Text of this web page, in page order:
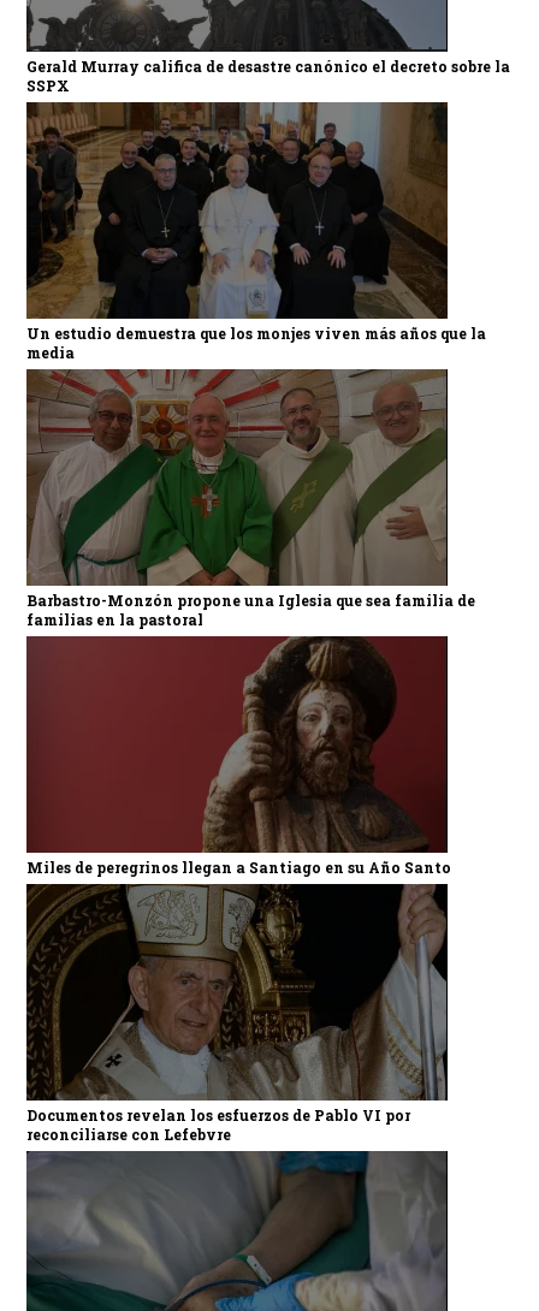
Gerald Murray califica de desastre canónico el decreto sobre la
SSPX
Un estudio demuestra que los monjes viven más años que la
media
Barbastro-Monzón propone una Iglesia que sea familia de
familias en la pastoral
Miles de peregrinos llegan a Santiago en su Año Santo
Documentos revelan los esfuerzos de Pablo VI por
reconciliarse con Lefebvre